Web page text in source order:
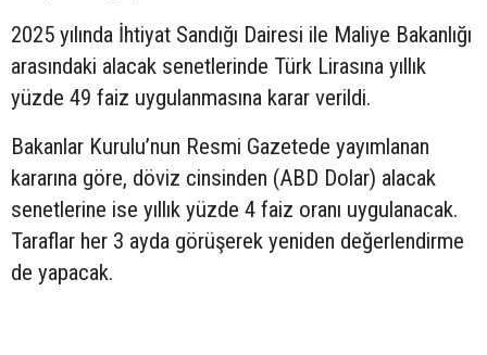
2025 yılında İhtiyat Sandığı Dairesi ile Maliye Bakanlığı
arasındaki alacak senetlerinde Türk Lirasına yıllık
yüzde 49 faiz uygulanmasına karar verildi.
Bakanlar Kurulu’nun Resmi Gazetede yayımlanan
kararına göre, döviz cinsinden (ABD Dolar) alacak
senetlerine ise yıllık yüzde 4 faiz oranı uygulanacak.
Taraflar her 3 ayda görüşerek yeniden değerlendirme
de yapacak.